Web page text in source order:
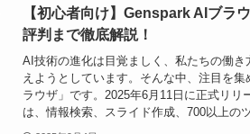
【初心者向け】Genspark AIブラ
評判まで徹底解説！
AI技術の進化は目覚ましく、私たちの働
えようとしています。そんな中、注目を
ラウザ」です。2025年6月11日に正式リリ
は、情報検索、スライド作成、700以上のツ